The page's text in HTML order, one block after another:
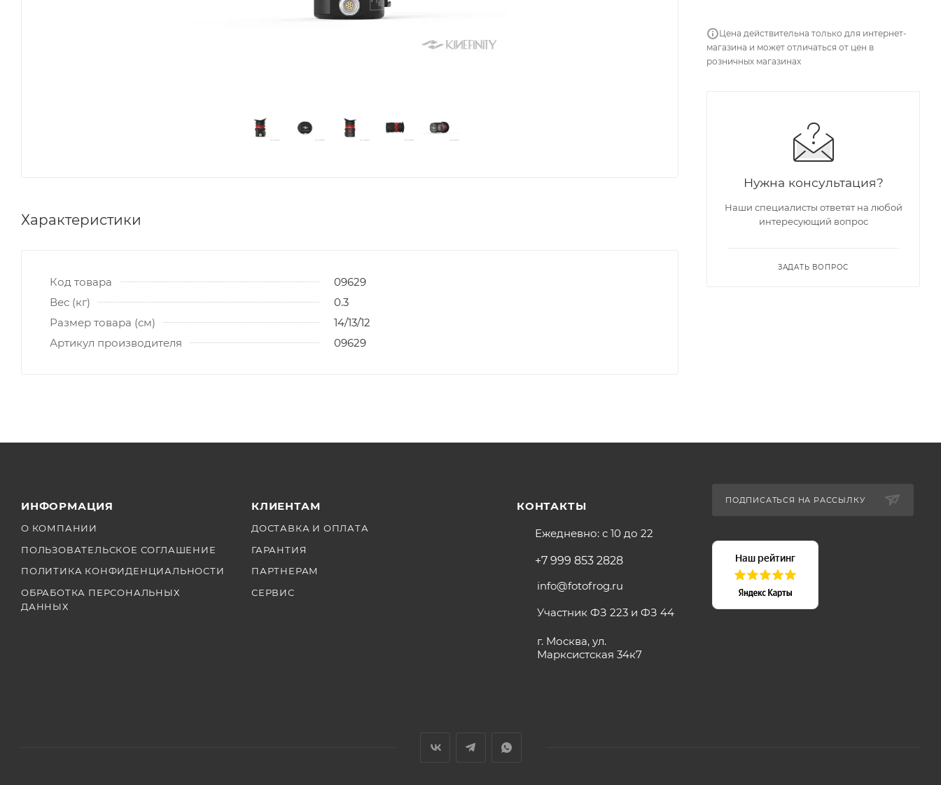
Характеристики
Код товара
09629
Вес (кг)
0.3
Размер товара (см)
14/13/12
Артикул производителя
09629
Цена действительна только для интернет-
магазина и может отличаться от цен в
розничных магазинах
Нужна консультация?
Наши специалисты ответят на любой
интересующий вопрос
ЗАДАТЬ ВОПРОС
ИНФОРМАЦИЯ
О КОМПАНИИ
ПОЛЬЗОВАТЕЛЬСКОЕ СОГЛАШЕНИЕ
ПОЛИТИКА КОНФИДЕНЦИАЛЬНОСТИ
ОБРАБОТКА ПЕРСОНАЛЬНЫХ
ДАННЫХ
КЛИЕНТАМ
ДОСТАВКА И ОПЛАТА
ГАРАНТИЯ
ПАРТНЕРАМ
СЕРВИС
КОНТАКТЫ
Ежедневно: с 10 до 22
+7 999 853 2828
info@fotofrog.ru
Участник ФЗ 223 и ФЗ 44
г. Москва, ул.
Марксистская 34к7
ПОДПИСАТЬСЯ НА РАССЫЛКУ